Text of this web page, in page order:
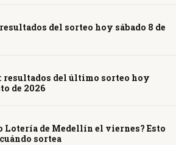
del sorteo hoy sábado 8 de
resultados del último sorteo hoy
de 2026
Lotería de Medellín el viernes? Esto
sortea